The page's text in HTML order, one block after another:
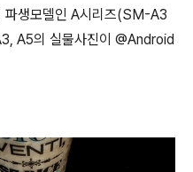
파생모델인 A시리즈(SM-A3
의 실물사진이 @Android